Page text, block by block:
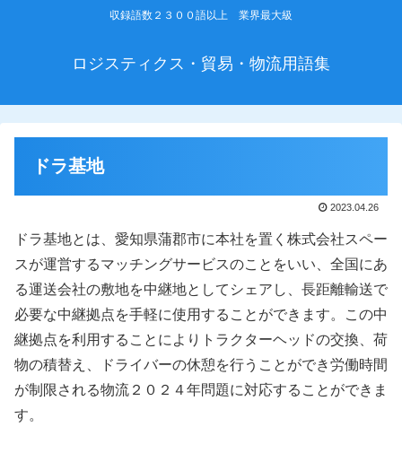
収録語数２３００語以上 業界最大級
ロジスティクス・貿易・物流用語集
ドラ基地
2023.04.26
ドラ基地とは、愛知県蒲郡市に本社を置く株式会社スペー
スが運営するマッチングサービスのことをいい、全国にあ
る運送会社の敷地を中継地としてシェアし、長距離輸送で
必要な中継拠点を手軽に使用することができます。この中
継拠点を利用することによりトラクターヘッドの交換、荷
物の積替え、ドライバーの休憩を行うことができ労働時間
が制限される物流２０２４年問題に対応することができま
す。